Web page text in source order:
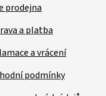
prodejna
a platba
a vrácení
podmínky